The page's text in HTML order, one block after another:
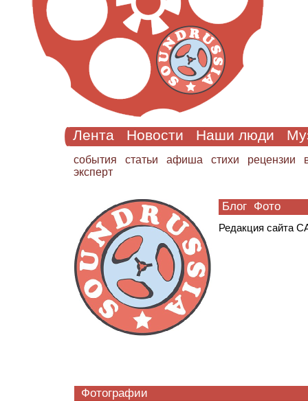
Лента Новости Наши люди
cобытия статьи афиша стихи рецензии
эксперт
Блог Фото
Фотографии